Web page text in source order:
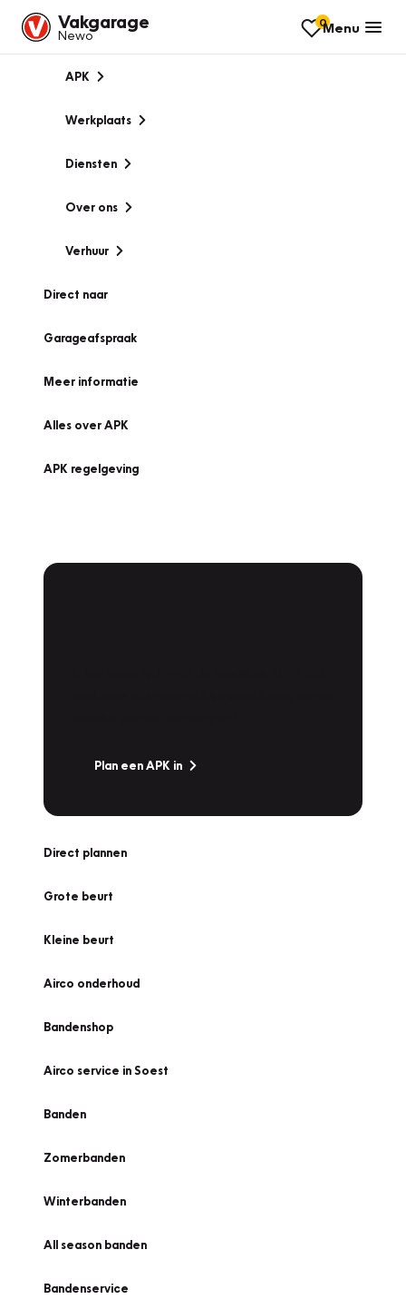
Vakgarage
Newo
0Menu
APK
Werkplaats
Diensten
Over ons
Verhuur
Direct naar
Garageafspraak
Meer informatie
Alles over APK
APK regelgeving
Plan een APK in
Direct plannen
Grote beurt
Kleine beurt
Airco onderhoud
Bandenshop
Airco service in Soest
Banden
Zomerbanden
Winterbanden
All season banden
Bandenservice